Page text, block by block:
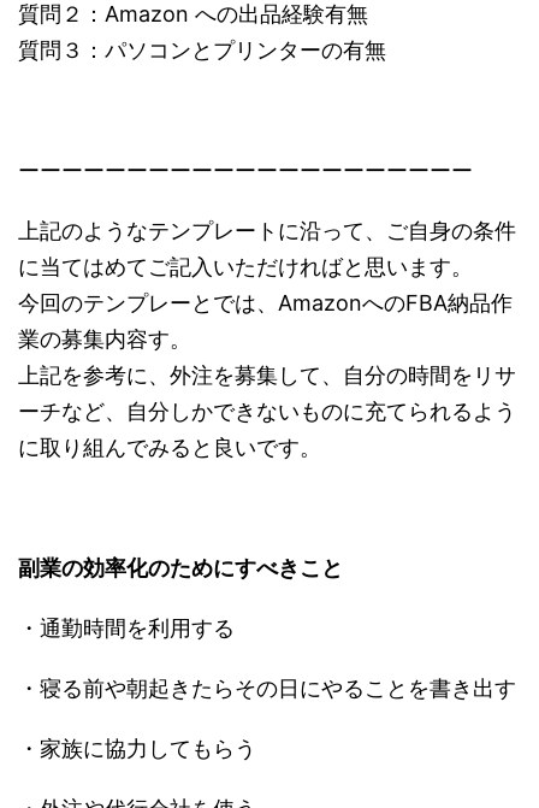
質問２：Amazon への出品経験有無
質問３：パソコンとプリンターの有無
ーーーーーーーーーーーーーーーーーーーーー
上記のようなテンプレートに沿って、ご自身の条件
に当てはめてご記入いただければと思います。
今回のテンプレーとでは、AmazonへのFBA納品作
業の募集内容す。
上記を参考に、外注を募集して、自分の時間をリサ
ーチなど、自分しかできないものに充てられるよう
に取り組んでみると良いです。
副業の効率化のためにすべきこと
・通勤時間を利用する
・寝る前や朝起きたらその日にやることを書き出す
・家族に協力してもらう